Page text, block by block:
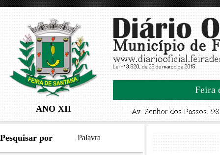
ANO XII
Feira
Pesquisar por Palavra